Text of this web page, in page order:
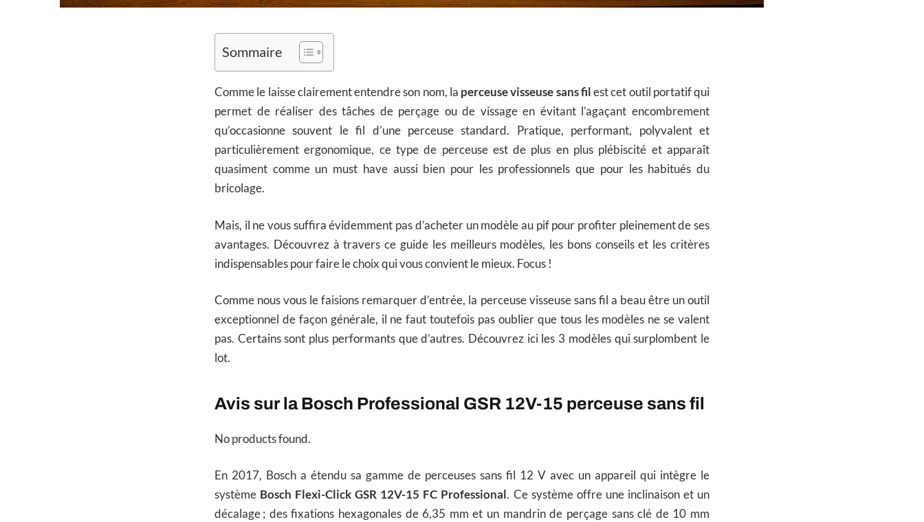
Sommaire
Comme le laisse clairement entendre son nom, la perceuse visseuse sans fil est cet outil portatif qui
permet de réaliser des tâches de perçage ou de vissage en évitant l’agaçant encombrement
qu’occasionne souvent le fil d’une perceuse standard. Pratique, performant, polyvalent et
particulièrement ergonomique, ce type de perceuse est de plus en plus plébiscité et apparaît
quasiment comme un must have aussi bien pour les professionnels que pour les habitués du
bricolage.
Mais, il ne vous suffira évidemment pas d’acheter un modèle au pif pour profiter pleinement de ses
avantages. Découvrez à travers ce guide les meilleurs modèles, les bons conseils et les critères
indispensables pour faire le choix qui vous convient le mieux. Focus !
Comme nous vous le faisions remarquer d’entrée, la perceuse visseuse sans fil a beau être un outil
exceptionnel de façon générale, il ne faut toutefois pas oublier que tous les modèles ne se valent
pas. Certains sont plus performants que d’autres. Découvrez ici les 3 modèles qui surplombent le
lot.
Avis sur la Bosch Professional GSR 12V-15 perceuse sans fil
No products found.
En 2017, Bosch a étendu sa gamme de perceuses sans fil 12 V avec un appareil qui intègre le
système Bosch Flexi-Click GSR 12V-15 FC Professional. Ce système offre une inclinaison et un
décalage ; des fixations hexagonales de 6,35 mm et un mandrin de perçage sans clé de 10 mm